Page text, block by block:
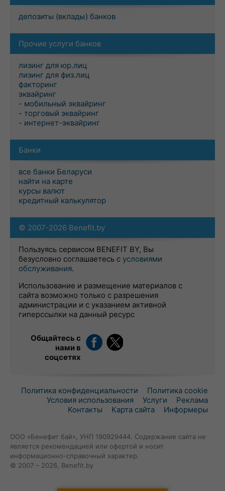
депозиты (вклады) банков
Прочие услуги банков
лизинг для юр.лиц
лизинг для физ.лиц
факторинг
эквайринг
- мобильный эквайринг
- торговый эквайринг
- интернет-эквайринг
Банки
все банки Беларуси
найти на карте
курсы валют
кредитный калькулятор
© 2007-2026 Benefit.by
Пользуясь сервисом BENEFIT BY, Вы
безусловно соглашаетесь с условиями
обслуживания.
Использование и размещение материалов с
сайта возможно только с разрешения
администрации и с указанием активной
гиперссылки на данный ресурс
Общайтесь с
нами в
соцсетях
Политика конфиденциальности
Политика cookie
Условия использования
Услуги
Реклама
Контакты
Карта сайта Информеры
ООО «Бенефит бай», УНП 190929444. Содержание сайта не
является рекомендацией или офертой и носит
информационно-справочный характер.
© 2007 – 2026, Benefit.by